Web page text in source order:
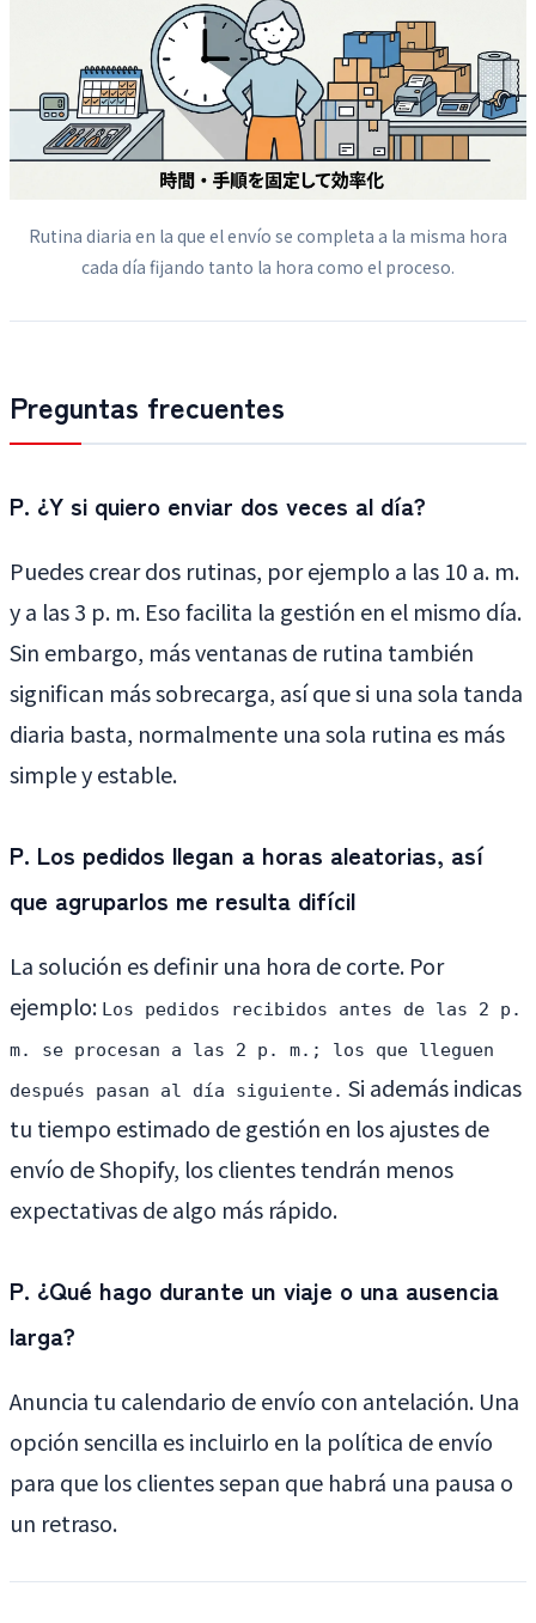
Rutina diaria en la que el envío se completa a la misma hora
cada día fijando tanto la hora como el proceso.
Preguntas frecuentes
P. ¿Y si quiero enviar dos veces al día?
Puedes crear dos rutinas, por ejemplo a las 10 a. m.
y a las 3 p. m. Eso facilita la gestión en el mismo día.
Sin embargo, más ventanas de rutina también
significan más sobrecarga, así que si una sola tanda
diaria basta, normalmente una sola rutina es más
simple y estable.
P. Los pedidos llegan a horas aleatorias, así
que agruparlos me resulta difícil
La solución es definir una hora de corte. Por
ejemplo: Los pedidos recibidos antes de las 2 p.
m. se procesan a las 2 p. m.; los que lleguen
después pasan al día siguiente. Si además indicas
tu tiempo estimado de gestión en los ajustes de
envío de Shopify, los clientes tendrán menos
expectativas de algo más rápido.
P. ¿Qué hago durante un viaje o una ausencia
larga?
Anuncia tu calendario de envío con antelación. Una
opción sencilla es incluirlo en la política de envío
para que los clientes sepan que habrá una pausa o
un retraso.